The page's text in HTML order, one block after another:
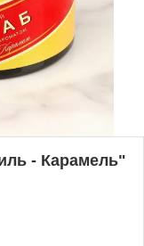
- Карамель"